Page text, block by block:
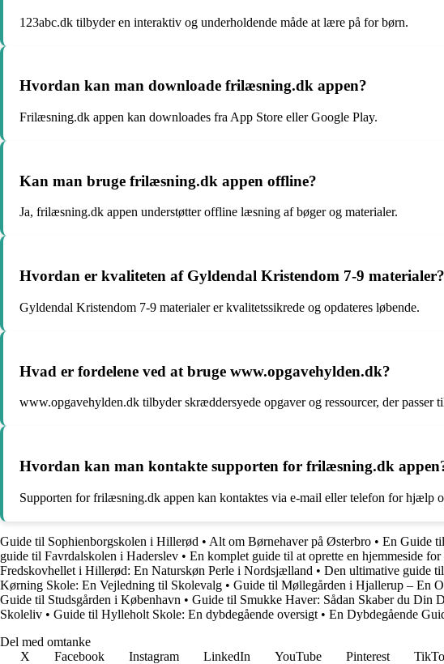
123abc.dk tilbyder en interaktiv og underholdende måde at lære på for børn.
Hvordan kan man downloade frilæsning.dk appen?
Frilæsning.dk appen kan downloades fra App Store eller Google Play.
Kan man bruge frilæsning.dk appen offline?
Ja, frilæsning.dk appen understøtter offline læsning af bøger og materialer.
Hvordan er kvaliteten af Gyldendal Kristendom 7-9 materialer?
Gyldendal Kristendom 7-9 materialer er kvalitetssikrede og opdateres løbende.
Hvad er fordelene ved at bruge www.opgavehylden.dk?
www.opgavehylden.dk tilbyder skræddersyede opgaver og ressourcer, der passer
Hvordan kan man kontakte supporten for frilæsning.dk
Supporten for frilæsning.dk appen kan kontaktes via e-mail eller telefon for hjælp
Guide til Sophienborgskolen i Hillerød • Alt om Børnehaver på Østerbro • En Guide
guide til Favrdalskolen i Haderslev • En komplet guide til at oprette en hjemmeside
Fredskovhellet i Hillerød: En Naturskøn Perle i Nordsjælland • Den ultimative guide
Kørning Skole: En Vejledning til Skolevalg • Guide til Møllegården i Hjallerup – En
Guide til Studsgården i København • Guide til Smukke Haver: Sådan Skaber du Din
Skoleliv • Guide til Hylleholt Skole: En dybdegående oversigt • En Dybdegående
Del med omtanke
X
Facebook Instagram LinkedIn YouTube Pinterest